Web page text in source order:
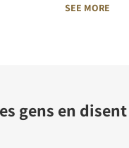
SEE MORE
gens en disent